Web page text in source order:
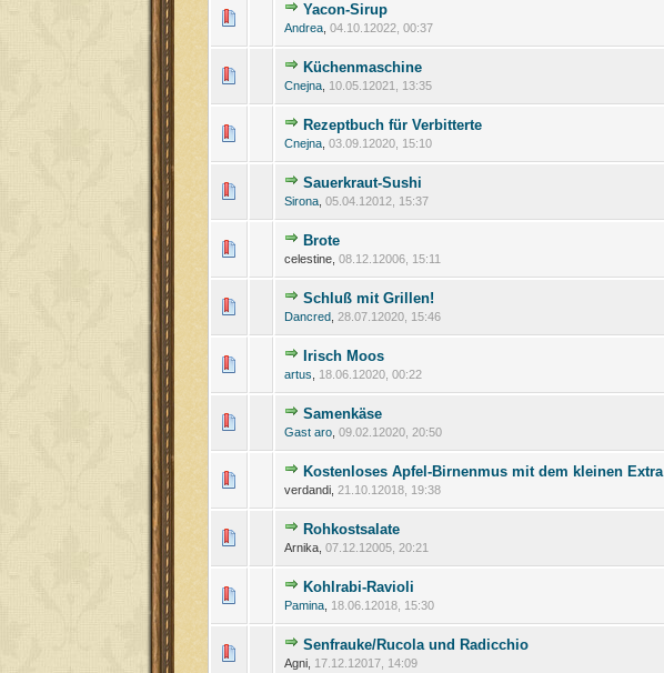
Yacon-Sirup
Andrea 04.10.12022, 00:37
Küchenmaschine
Cnejna 10.05.12021, 13:35
Rezeptbuch für Verbitterte
Cnejna 03.09.12020, 15:10
Sauerkraut-Sushi
Sirona 05.04.12012, 15:37
Brote
celestine, 08.12.12006, 15:11
Schluß mit Grillen!
Dancred 28.07.12020, 15:46
Irisch Moos
artus 18.06.12020, 00:22
Samenkäse
Gast aro 09.02.12020, 20:50
Kostenloses Apfel-Birnenmus mit dem kleinen Extra
verdandi, 21.10.12018, 19:38
Rohkostsalate
Arnika, 07.12.12005, 20:21
Kohlrabi-Ravioli
Pamina 18.06.12018, 15:30
Senfrauke/Rucola und Radicchio
Agni, 17.12.12017, 14:09